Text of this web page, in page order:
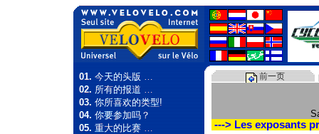
01.今天的头版 …
02.所有的报道 …
03.你所喜欢的类型!
04.你要参加吗？
05.重大的比赛 …
前一页
---> Les exposants